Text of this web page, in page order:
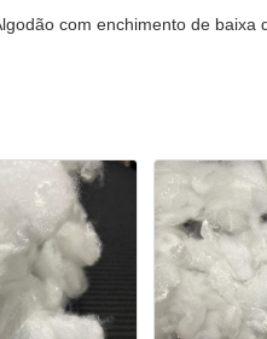
com enchimento de baixa